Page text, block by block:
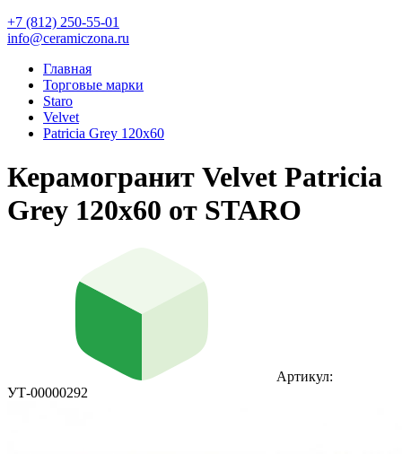
+7 (812) 250-55-01
info@ceramiczona.ru
Главная
Торговые марки
Staro
Velvet
Patricia Grey 120x60
Керамогранит Velvet Patricia
Grey 120x60 от STARO
Артикул:
УТ-00000292